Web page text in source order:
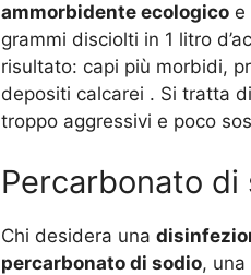
ammorbidente ecologico e
grammi disciolti in 1 litro
risultato: capi più morbidi,
depositi calcarei . Si tratta
troppo aggressivi e poco
Percarbonato di
Chi desidera una
percarbonato di sodio, una